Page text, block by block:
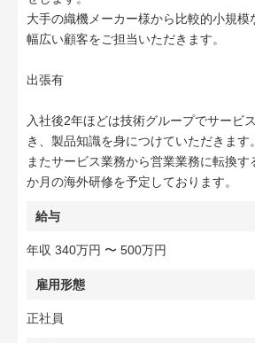
大手の織機メーカー様から比較的小規模
幅広い顧客をご担当いただきます。
出張有
入社後2年ほどは技術グループでサービ
き、製品知識を身につけていただきます。
またサービス業務から営業業務に転換す
か月の海外研修を予定しております。
給与
年収 340万円 〜 500万円
雇用形態
正社員